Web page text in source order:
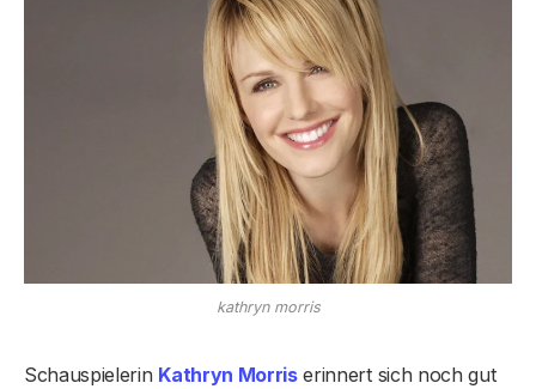
kathryn morris
Schauspielerin Kathryn Morriserinnert sich noch gut